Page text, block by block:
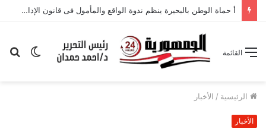
أ حماة الوطن بالبحيرة ينظم ندوة الواقع والمأمول فى قانون الإدارة المحلية
الوضع
القائمة
الرئيسية / الأخبار
الأخبار